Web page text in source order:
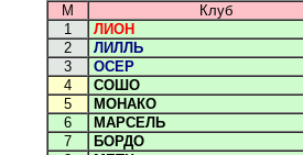
М Клуб
1
ЛИОН
2
ЛИЛЛЬ
3
ОСЕР
4
СОШО
5
МОНАКО
6
МАРСЕЛЬ
7
БОРДО